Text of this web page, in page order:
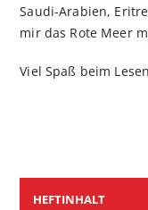
Saudi-Arabien,
mir das Rote Meer
Viel Spaß beim
HEFTINHALT